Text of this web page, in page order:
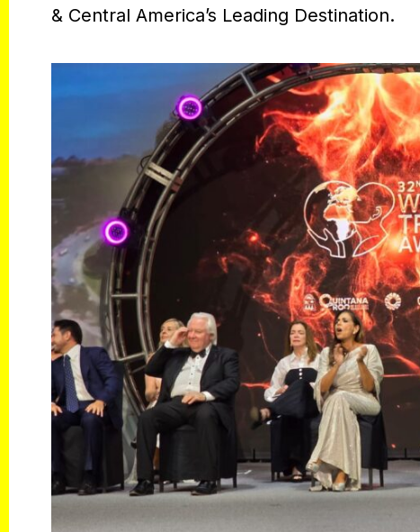
& Central America’s Leading Destination.